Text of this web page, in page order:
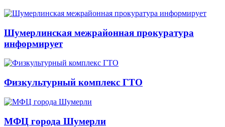
Шумерлинская межрайонная прокуратура
информирует
Физкультурный комплекс ГТО
МФЦ города Шумерли